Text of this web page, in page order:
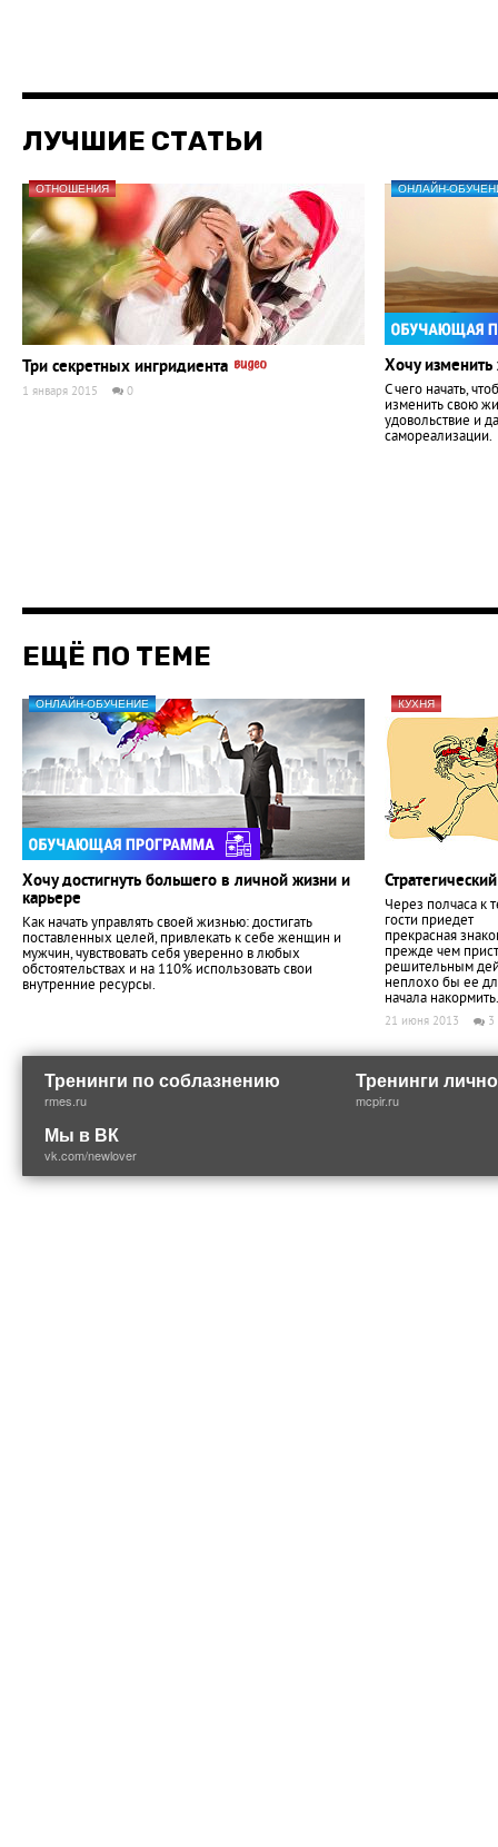
ЛУЧШИЕ СТАТЬИ
ОТНОШЕНИЯ
Три секретных ингридиента
1 января 2015 0
ОНЛАЙН-
Хочу изменить
С чего начать,
изменить свою
удовольствие и
самореализации.
ЕЩЁ ПО ТЕМЕ
ОНЛАЙН-ОБУЧЕНИЕ
Хочу достигнуть большего в личной жизни и
карьере
Как начать управлять своей жизнью: достигать
поставленных целей, привлекать к себе женщин и
мужчин, чувствовать себя уверенно в любых
обстоятельствах и на 110% использовать свои
внутренние ресурсы.
КУХНЯ
Через полчаса к
гости приедет
прекрасная
прежде чем
решительным
неплохо бы ее
начала накормить.
21 июня 2013 3
Тренинги по соблазнению
rmes.ru
Тренинги
mcpir.ru
Мы в ВК
vk.com/newlover